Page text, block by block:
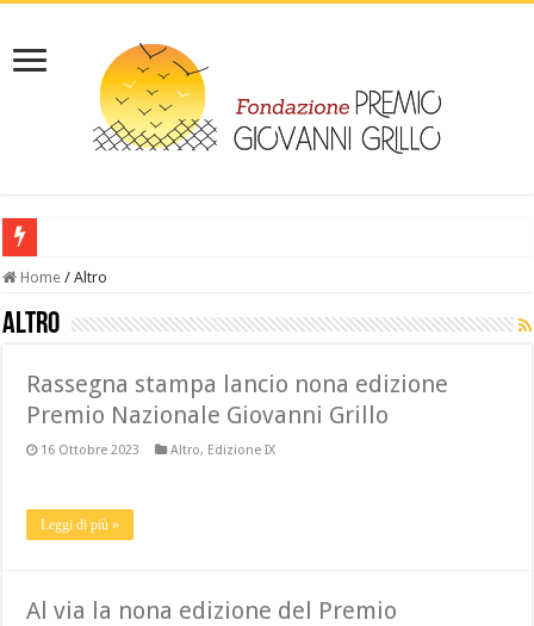
IL LIBRO: Leggi “Giovanni Grillo da Melissa al lager- la vicenda di un
Home / Altro
Altro
Rassegna stampa lancio nona edizione
Premio Nazionale Giovanni Grillo
16 Ottobre 2023 Altro, Edizione IX
Leggi di più »
Al via la nona edizione del Premio